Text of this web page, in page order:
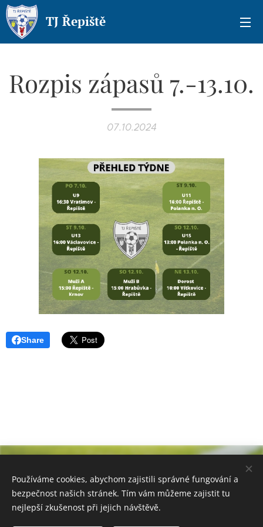
TJ Řepiště
Rozpis zápasů 7.-13.10.
07.10.2024
Share
Používáme cookies, abychom zajistili správné fungování a
bezpečnost našich stránek. Tím vám můžeme zajistit tu
nejlepší zkušenost při jejich návštěvě.